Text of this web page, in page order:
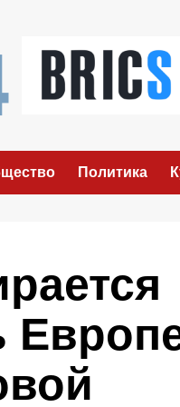
Политика